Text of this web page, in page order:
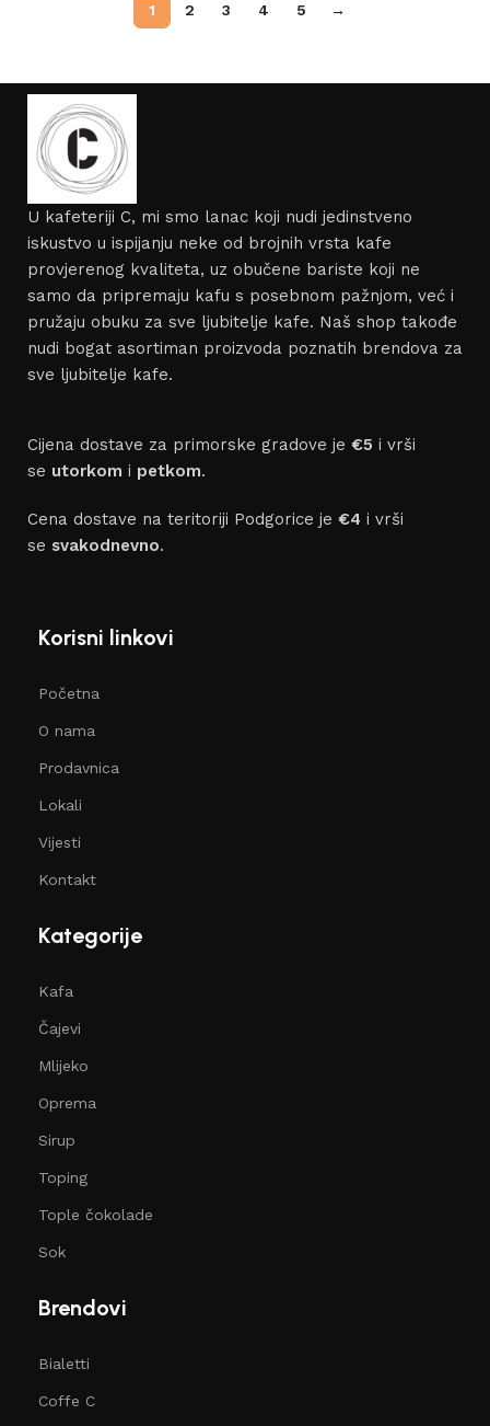
1 2 3 4 5 →
U kafeteriji C, mi smo lanac koji nudi jedinstveno
iskustvo u ispijanju neke od brojnih vrsta kafe
provjerenog kvaliteta, uz obučene bariste koji ne
samo da pripremaju kafu s posebnom pažnjom, već i
pružaju obuku za sve ljubitelje kafe. Naš shop takođe
nudi bogat asortiman proizvoda poznatih brendova za
sve ljubitelje kafe.
Cijena dostave za primorske gradove je €5 i vrši
se utorkom i petkom.
Cena dostave na teritoriji Podgorice je €4 i vrši
se svakodnevno.
Korisni linkovi
Početna
O nama
Prodavnica
Lokali
Vijesti
Kontakt
Kategorije
Kafa
Čajevi
Mlijeko
Oprema
Sirup
Toping
Tople čokolade
Sok
Brendovi
Bialetti
Coffe C